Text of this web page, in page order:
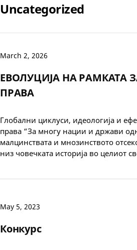
Uncategorized
March 2, 2026
ЕВОЛУЦИЈА НА РАМКАТА
ПРАВА
Глобални циклуси, идеологија и
права “За многу нации и држави
малцинствата и мнозинството
низ човечката историја во целиот
May 5, 2023
Конкурс